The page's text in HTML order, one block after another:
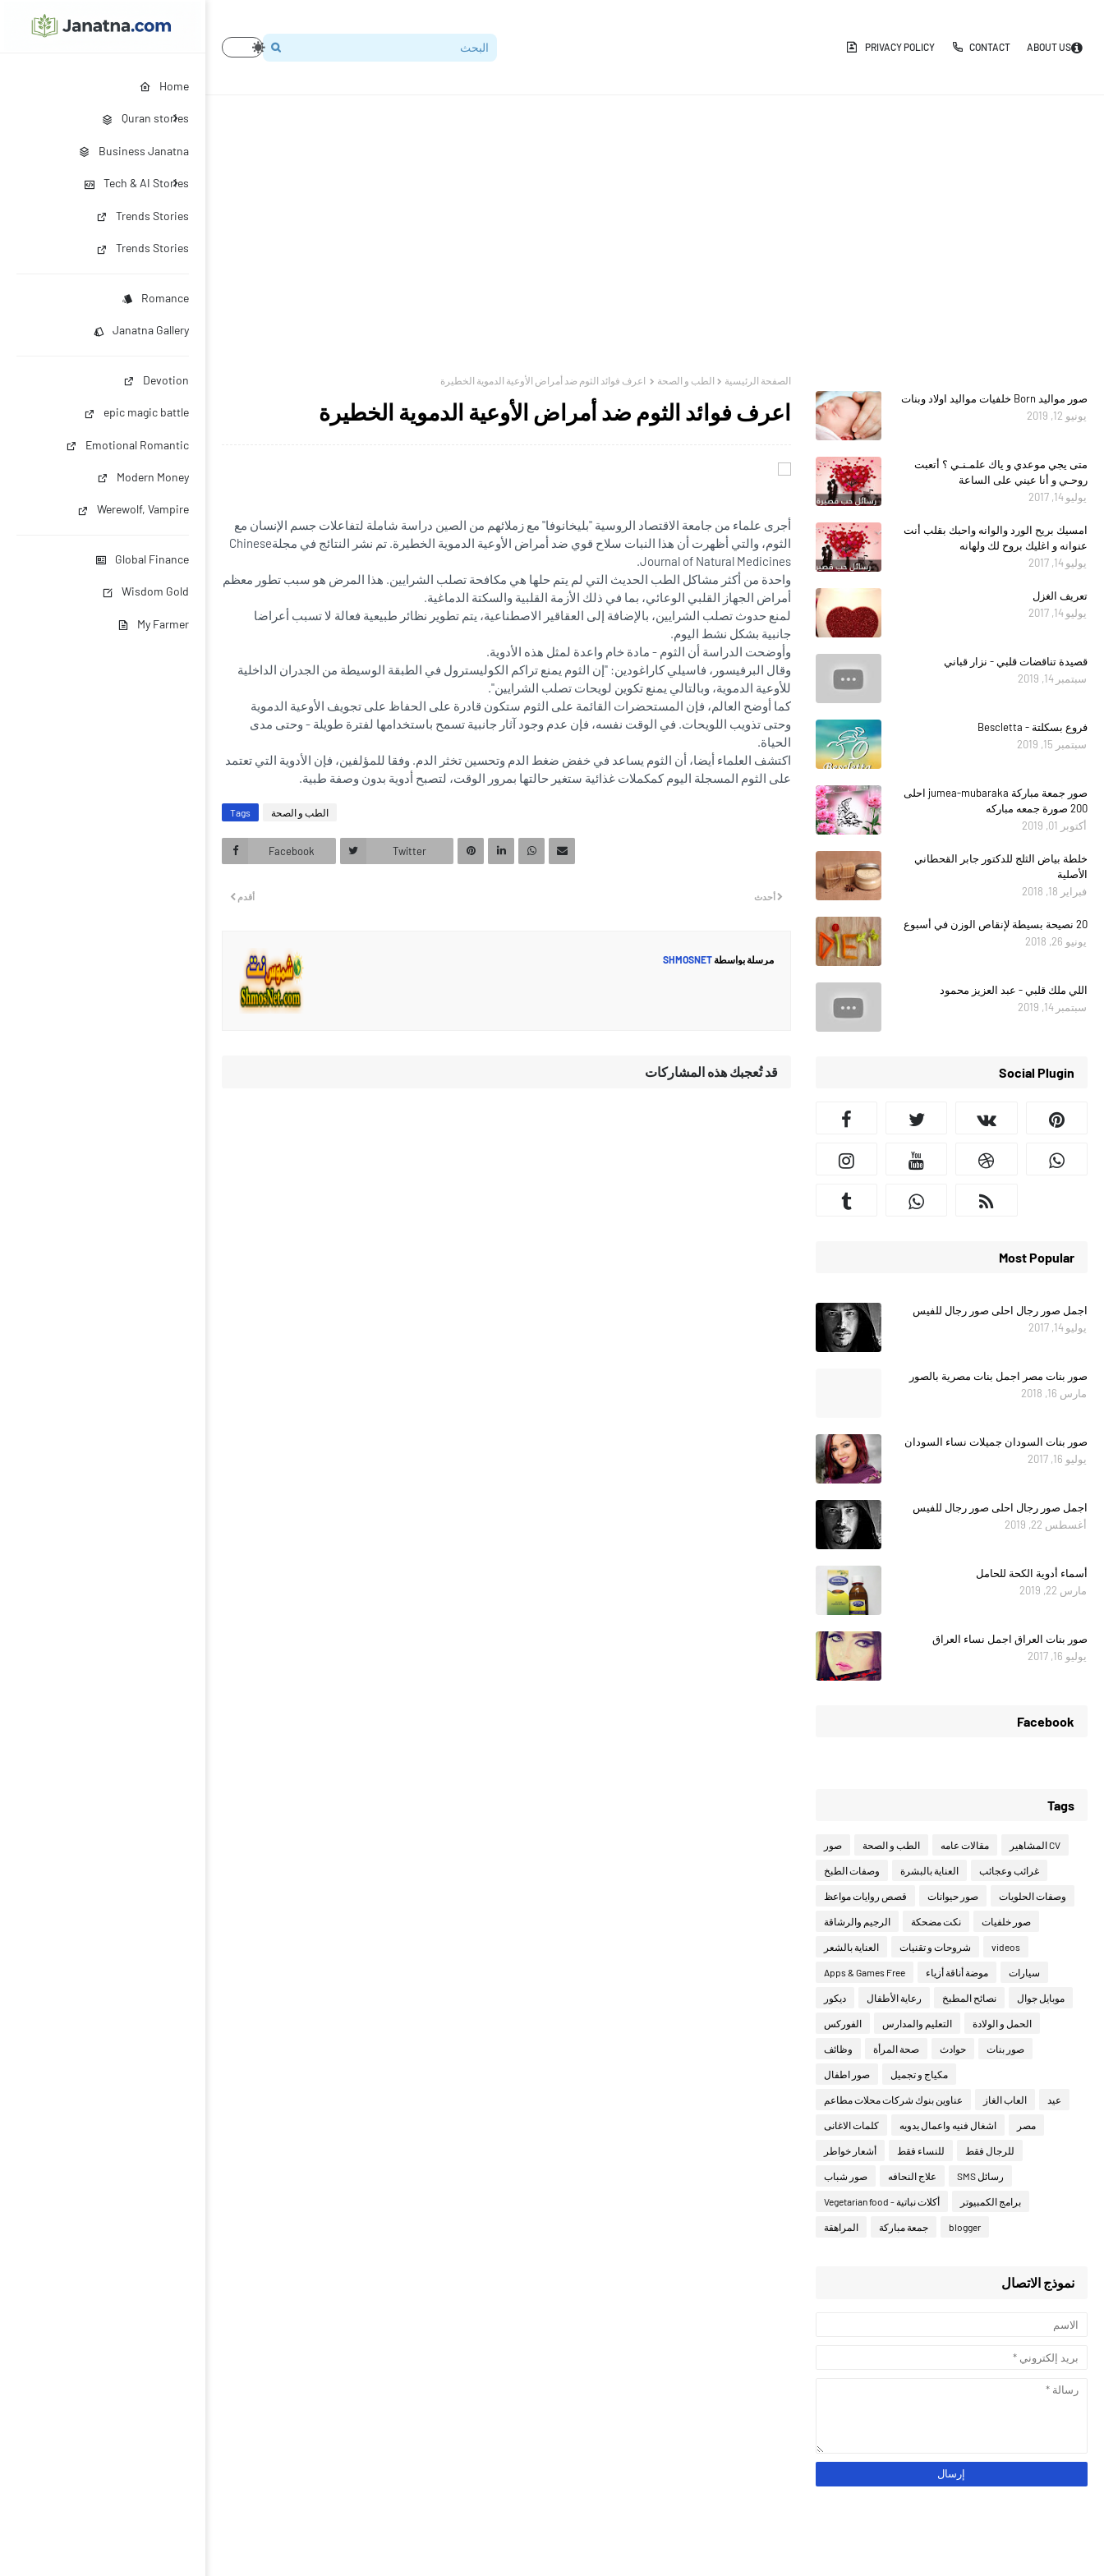
Home
Quran stories
Business Janatna
Tech & AI Stories
Trends Stories
Trends Stories
Romance
Janatna Gallery
Devotion
epic magic battle
Emotional Romantic
Modern Money
Werewolf, Vampire
Global Finance
Wisdom Gold
My Farmer
PRIVACY POLICY CONTACT ABOUT US
الصفحة الرئيسية الطب و الصحة اعرف فوائد الثوم ضد أمراض الأوعية الدموية الخطيرة
اعرف فوائد الثوم ضد أمراض الأوعية الدموية الخطيرة
أجرى علماء من جامعة الاقتصاد الروسية "بليخانوفا" مع زملائهم من الصين دراسة شاملة لتفاعلات جسم الإنسان مع
الثوم، والتي أظهرت أن هذا النبات سلاح قوي ضد أمراض الأوعية الدموية الخطيرة. تم نشر النتائج في مجلةChinese
Journal of Natural Medicines.
واحدة من أكثر مشاكل الطب الحديث التي لم يتم حلها هي مكافحة تصلب الشرايين. هذا المرض هو سبب تطور معظم
أمراض الجهاز القلبي الوعائي، بما في ذلك الأزمة القلبية والسكتة الدماغية.
لمنع حدوث تصلب الشرايين، بالإضافة إلى العقاقير الاصطناعية، يتم تطوير نظائر طبيعية فعالة لا تسبب أعراضا
جانبية بشكل نشط اليوم.
وأوضحت الدراسة أن الثوم - مادة خام واعدة لمثل هذه الأدوية.
وقال البرفيسور، فاسيلي كاراغودين: "إن الثوم يمنع تراكم الكوليسترول في الطبقة الوسيطة من الجدران الداخلية
للأوعية الدموية، وبالتالي يمنع تكوين لويحات تصلب الشرايين".
كما أوضح العالم، فإن المستحضرات القائمة على الثوم ستكون قادرة على الحفاظ على تجويف الأوعية الدموية
وحتى تذويب اللويحات. في الوقت نفسه، فإن عدم وجود آثار جانبية تسمح باستخدامها لفترة طويلة - وحتى مدى
الحياة.
اكتشف العلماء أيضا، أن الثوم يساعد في خفض ضغط الدم وتحسين تخثر الدم. وفقا للمؤلفين، فإن الأدوية التي تعتمد
على الثوم المسجلة اليوم كمكملات غذائية ستغير حالتها بمرور الوقت، لتصبح أدوية بدون وصفة طبية.
Tags الطب و الصحة
Facebook Twitter
أحدث أقدم
مرسلة بواسطة SHMOSNET
قد تُعجبك هذه المشاركات
صور مواليد Born خلفيات مواليد اولاد وبنات
يونيو 12, 2019
متى يجي موعدي و ياك علمـنـي ؟ أتعبت
روحـي و أنا عيني على الساعة
يوليو 14, 2017
امسيك بريح الورد والوانه واحبك بقلب أنت
عنوانه و اغليك بروح لك ولهانه
يوليو 14, 2017
تعريف الغزل
يوليو 14, 2017
قصيدة تناقضات قلبي - نزار قباني
سبتمبر 14, 2019
فروع بسكلتة - Bescletta
سبتمبر 15, 2019
صور جمعة مباركة jumea-mubaraka احلى
200 صورة جمعه مباركه
أكتوبر 01, 2019
خلطة بياض الثلج للدكتور جابر القحطاني
الأصلية
فبراير 18, 2018
20 نصيحة بسيطة لإنقاص الوزن في أسبوع
يونيو 26, 2018
اللي ملك قلبي - عبد العزيز محمود
سبتمبر 14, 2019
Social Plugin
Most Popular
اجمل صور رجال احلى صور رجال للفيس
يوليو 14, 2017
صور بنات مصر اجمل بنات مصرية بالصور
مارس 16, 2018
صور بنات السودان جميلات نساء السودان
يوليو 16, 2017
اجمل صور رجال احلى صور رجال للفيس
أغسطس 22, 2019
أسماء أدوية الكحة للحامل
مارس 22, 2019
صور بنات العراق اجمل نساء العراق
يوليو 16, 2017
Facebook
Tags
صور الطب و الصحة مقالات عامه CV المشاهير
وصفات الطبخ العناية بالبشرة غرائب وعجائب
قصص روايات مواعظ صور حيوانات وصفات الحلويات
الرجيم والرشاقة نكت مضحكة صور خلفيات
العناية بالشعر شروحات و تقنيات videos
Apps & Games Free موضة أناقة أزياء سيارات
ديكور رعاية الأطفال نصائح المطبخ موبايل جوال
الفوركس التعليم والمدارس الحمل و الولادة
وظائف صحة المرأة حوادث صور بنات
صور اطفال مكياج و تجميل
عناوين بنوك شركات محلات مطاعم العاب الغاز عيد
كلمات الاغانى اشغال فنيه واعمال يدويه مصر
أشعار خواطر للنساء فقط للرجال فقط
صور شباب علاج النحافه رسائل SMS
أكلات نباتية - Vegetarian food برامج الكمبيوتر
المراهقة جمعة مباركة blogger
نموذج الاتصال